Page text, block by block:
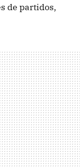
de partidos,